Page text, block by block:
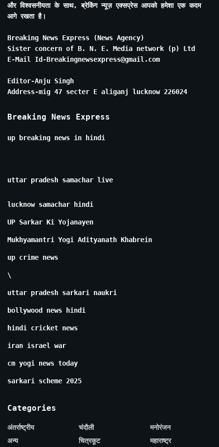
और विश्वसनीयता के साथ, ब्रेकिंग न्यूज़ एक्सप्रेस आपको हमेशा एक कदम
आगे रखता है।
Breaking News Express (News Agency)
Sister concern of B. N. E. Media network (p) Ltd
E-Mail Id-Breakingnewsexpress@gmail.com
Editor-Anju Singh
Address-mig 47 secter E aliganj lucknow 226024
Breaking News Express
up breaking news in hindi
uttar pradesh samachar live
lucknow samachar hindi
UP Sarkar Ki Yojanayen
Mukhyamantri Yogi Adityanath Khabrein
up crime news
\
uttar pradesh sarkari naukri
bollywood news hindi
hindi cricket news
iran israel war
cm yogi news today
sarkari scheme 2025
Categories
अंतर्राष्ट्रीय
अन्य
चंदौली
चित्रकूट
मनोरंजन
महाराष्ट्र